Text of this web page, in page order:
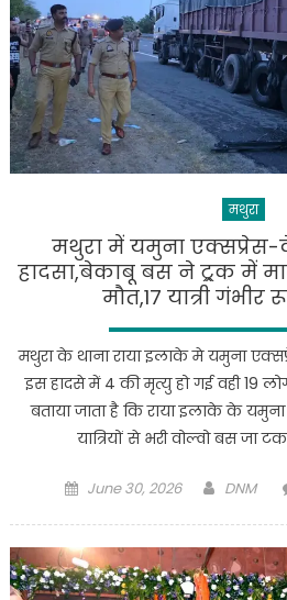
मथुरा
मथुरा में यमुना
हादसा,बेकाबू बस ने ट्र्रक में
मौत,17 यात्री
मथुरा के थाना राया इलाके मे यमुना
इस हादसे में 4 की मृत्यु हो गई वही 19
बताया जाता है कि राया इलाके के
यात्रियों से भरी वोल्वो बस जा
Posted
June 30, 2026 Author
DNM